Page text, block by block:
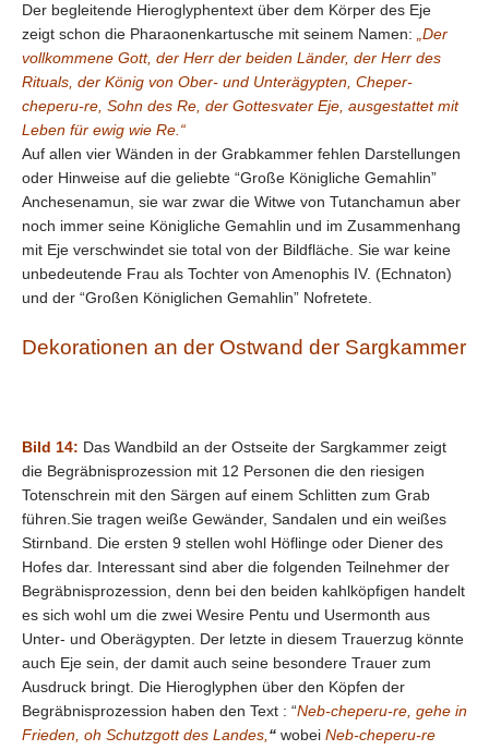
Der begleitende Hieroglyphentext über dem Körper des Eje
zeigt schon die Pharaonenkartusche mit seinem Namen:
„Der
vollkommene Gott, der Herr der beiden Länder, der Herr des
Rituals, der König von Ober- und Unterägypten, Cheper-
cheperu-re, Sohn des Re, der Gottesvater Eje, ausgestattet mit
Leben für ewig wie Re.“
Auf allen vier Wänden in der Grabkammer fehlen Darstellungen
oder Hinweise auf die geliebte “Große Königliche Gemahlin”
Anchesenamun, sie war zwar die Witwe von Tutanchamun aber
noch immer seine Königliche Gemahlin und im Zusammenhang
mit Eje verschwindet sie total von der Bildfläche. Sie war keine
unbedeutende Frau als Tochter von Amenophis IV. (Echnaton)
und der “Großen Königlichen Gemahlin” Nofretete.
Dekorationen an der Ostwand der Sargkammer
Bild 14: Das Wandbild an der Ostseite der Sargkammer zeigt
die Begräbnisprozession mit 12 Personen die den riesigen
Totenschrein mit den Särgen auf einem Schlitten zum Grab
führen.Sie tragen weiße Gewänder, Sandalen und ein weißes
Stirnband. Die ersten 9 stellen wohl Höflinge oder Diener des
Hofes dar. Interessant sind aber die folgenden Teilnehmer der
Begräbnisprozession, denn bei den beiden kahlköpfigen handelt
es sich wohl um die zwei Wesire Pentu und Usermonth aus
Unter- und Oberägypten. Der letzte in diesem Trauerzug könnte
auch Eje sein, der damit auch seine besondere Trauer zum
Ausdruck bringt. Die Hieroglyphen über den Köpfen der
Begräbnisprozession haben den Text : “Neb-cheperu-re, gehe in
Frieden, oh Schutzgott des Landes, “ wobei Neb-cheperu-re